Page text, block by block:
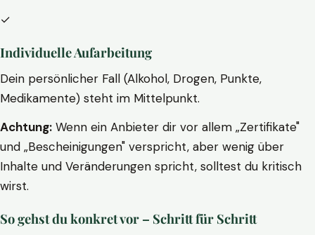
✓
Individuelle Aufarbeitung
Dein persönlicher Fall (Alkohol, Drogen, Punkte,
Medikamente) steht im Mittelpunkt.
Achtung: Wenn ein Anbieter dir vor allem „Zertifikate"
und „Bescheinigungen" verspricht, aber wenig über
Inhalte und Veränderungen spricht, solltest du kritisch
wirst.
So gehst du konkret vor – Schritt für Schritt